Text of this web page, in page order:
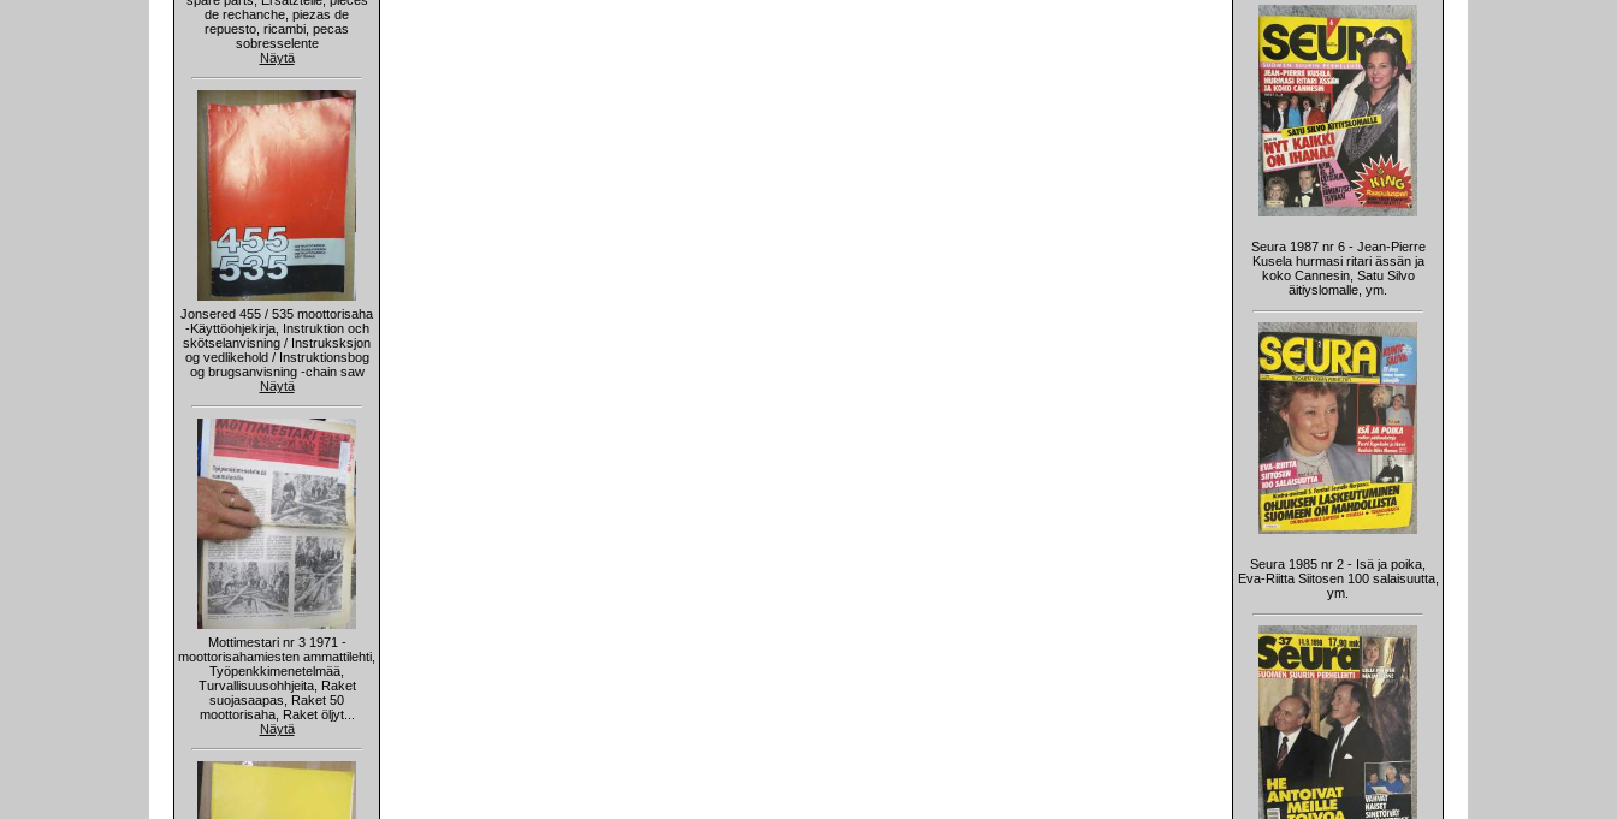
de rechanche, piezas de
repuesto, ricambi, pecas
sobresselente
Näytä
Jonsered 455 / 535 moottorisaha
-Käyttöohjekirja, Instruktion och
skötselanvisning / Instruksksjon
og vedlikehold / Instruktionsbog
og brugsanvisning -chain saw
Näytä
Mottimestari nr 3 1971 -
moottorisahamiesten ammattilehti,
Työpenkkimenetelmää,
Turvallisuusohhjeita, Raket
suojasaapas, Raket 50
moottorisaha, Raket öljyt...
Näytä
Seura 1987 nr 6 - Jean-Pierre
Kusela hurmasi ritari ässän ja
koko Cannesin, Satu Silvo
äitiyslomalle, ym.
Seura 1985 nr 2 - Isä ja poika,
Eva-Riitta Siitosen 100 salaisuutta,
ym.